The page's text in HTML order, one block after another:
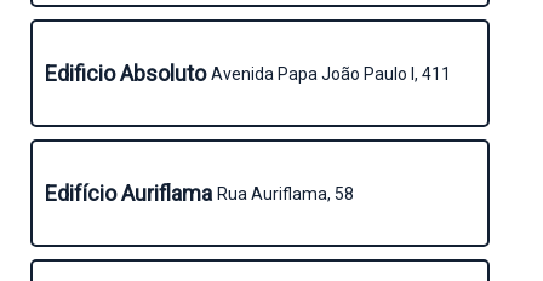
Edificio AbsolutoAvenida Papa João Paulo I, 411
Edifício Auriflama Rua Auriflama, 58